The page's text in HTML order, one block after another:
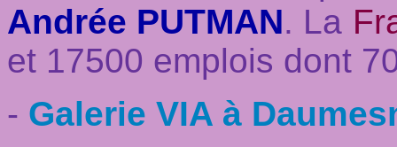
Andrée PUTMAN. La
et 17500 emplois dont
- Galerie VIA à